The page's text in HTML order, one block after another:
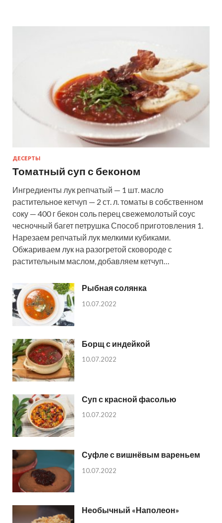
ДЕСЕРТЫ
Томатный суп с беконом
Ингредиенты лук репчатый — 1 шт. масло
растительное кетчуп — 2 ст. л. томаты в собственном
соку — 400 г бекон соль перец свежемолотый соус
чесночный багет петрушка Способ приготовления 1.
Нарезаем репчатый лук мелкими кубиками.
Обжариваем лук на разогретой сковороде с
растительным маслом, добавляем кетчуп…
Рыбная солянка
10.07.2022
Борщ с индейкой
10.07.2022
Суп с красной фасолью
10.07.2022
Суфле с вишнёвым вареньем
10.07.2022
Необычный «Наполеон»